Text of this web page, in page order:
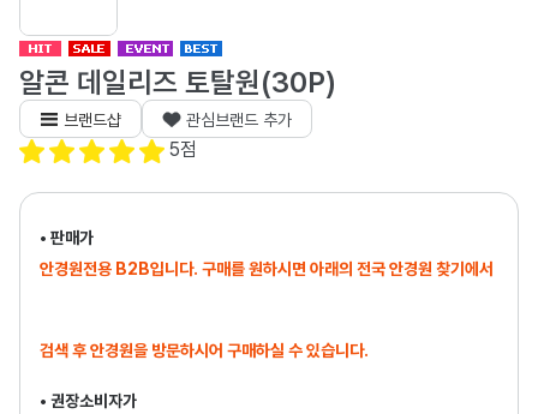
알콘 데일리즈 토탈원(30P)
브랜드샵 관심브랜드 추가
5점
• 판매가
안경원전용 B2B입니다. 구매를 원하시면 아래의 전국 안경원 찾기에서
검색 후 안경원을 방문하시어 구매하실 수 있습니다.
• 권장소비자가